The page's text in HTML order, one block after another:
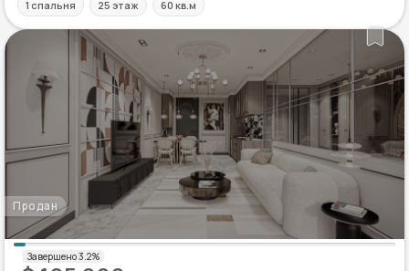
1 спальня 25 этаж 60 кв.м
Продан